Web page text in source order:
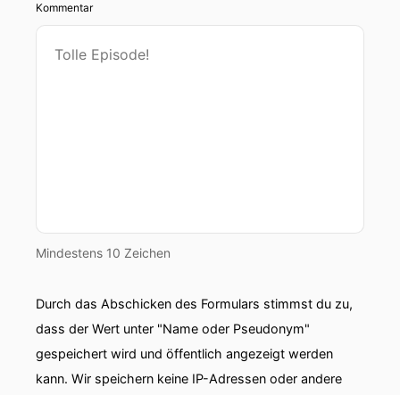
Kommentar
Mindestens 10 Zeichen
Durch das Abschicken des Formulars stimmst du zu,
dass der Wert unter "Name oder Pseudonym"
gespeichert wird und öffentlich angezeigt werden
kann. Wir speichern keine IP-Adressen oder andere